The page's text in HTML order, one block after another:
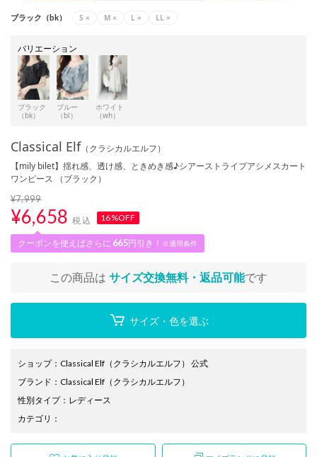
ブラック（bk） S × M × L × LL ×
バリエーション
ブラック
（bk）
ブルー
（bl）
ホワイト
（wh）
Classical Elf （クラシカルエルフ）
【mily bilet】揺れ感、透け感、ときめき感♪シアーストライプアシメスカート
ワンピース （ブラック）
¥7,999
¥6,658 税込 16%OFF
クーポンを使えばさらに 665円引き！ ※適用条件
この商品は サイズ交換無料・返品可能です
サイズ・色を選ぶ
ショップ： Classical Elf（クラシカルエルフ） 公式
ブランド ： Classical Elf （クラシカルエルフ）
性別タイプ： レディース
カテゴリ ：